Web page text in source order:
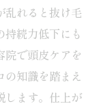
乱れると抜け毛
続力低下にも
院で頭皮ケアを
の知識を踏まえ
します。仕上が